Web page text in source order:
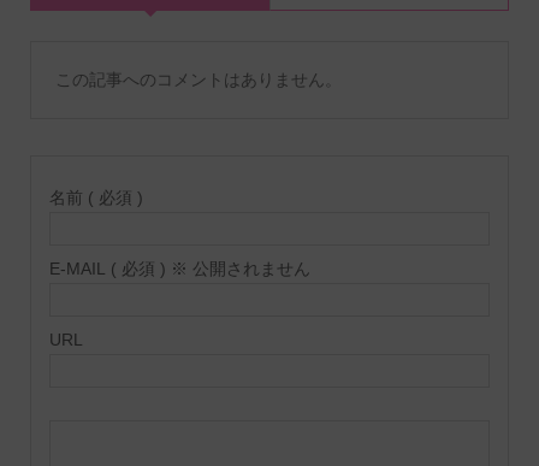
この記事へのコメントはありません。
名前 ( 必須 )
E-MAIL ( 必須 ) ※ 公開されません
URL